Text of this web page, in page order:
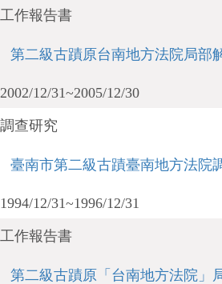
工作報告書
第二級古蹟原台南地方法院局部
2002/12/31~2005/12/30
調查研究
臺南市第二級古蹟臺南地方法院
1994/12/31~1996/12/31
工作報告書
第二級古蹟原「台南地方法院」